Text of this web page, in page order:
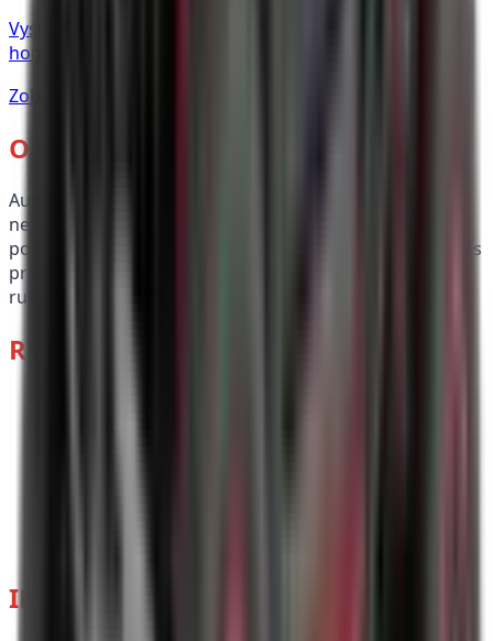
Vysvětlení pojmů ze světa čtyřkolek — 4WD, EPS, CVT,
homologace a další zkratky.
Zobrazit více
O NÁS
Autorizovaný dealer Segway, Linhai a TGB. Nabízíme
nejen špičkové produkty, ale i komplexní záruční i
pozáruční servis. Profesionalita a kvalita práce je pro nás
prioritou. AUTO ŠPIČKA – vaše čtyřkolka v dobrých
rukou.
RYCHLÉ ODKAZY
INFORMACE